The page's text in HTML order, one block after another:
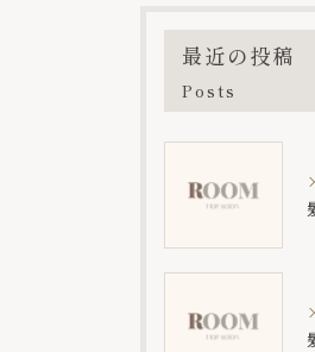
最近の投稿
Posts